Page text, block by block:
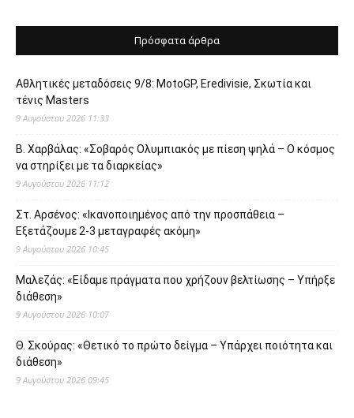
Πρόσφατα άρθρα
Αθλητικές μεταδόσεις 9/8: MotoGP, Eredivisie, Σκωτία και
τένις Masters
9 Αυγούστου 2026 11:33
Β. Χαρβάλας: «Σοβαρός Ολυμπιακός με πίεση ψηλά – Ο κόσμος
να στηρίξει με τα διαρκείας»
9 Αυγούστου 2026 11:12
Στ. Αρσένος: «Ικανοποιημένος από την προσπάθεια –
Εξετάζουμε 2-3 μεταγραφές ακόμη»
9 Αυγούστου 2026 10:45
Μαλεζάς: «Είδαμε πράγματα που χρήζουν βελτίωσης – Υπήρξε
διάθεση»
9 Αυγούστου 2026 10:07
Θ. Σκούρας: «Θετικό το πρώτο δείγμα – Υπάρχει ποιότητα και
διάθεση»
9 Αυγούστου 2026 09:45